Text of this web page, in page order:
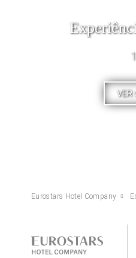
VER
Eurostars Hotel Company